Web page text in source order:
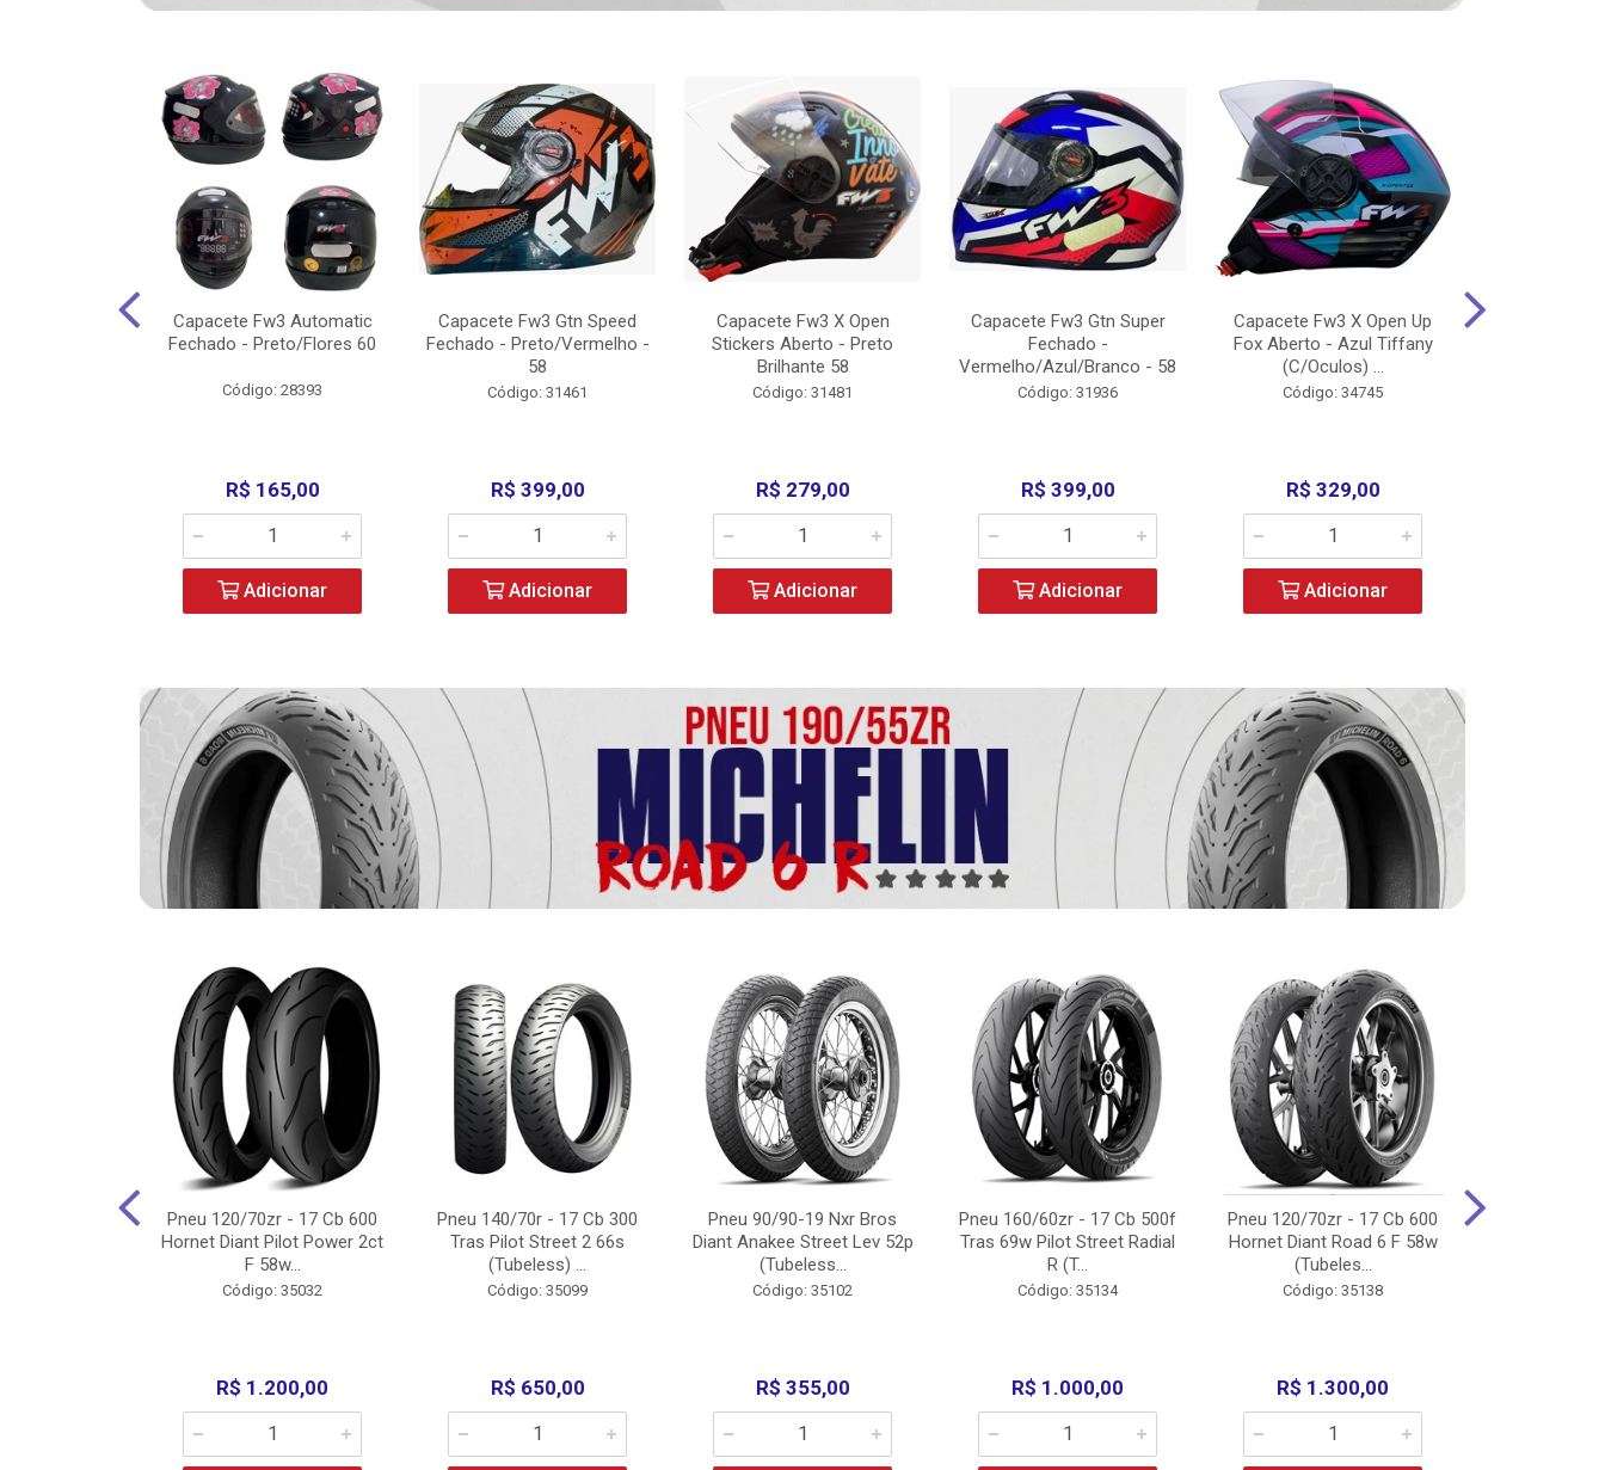
Capacete Fw3 Automatic
Fechado - Preto/Flores 60
Código: 28393
R$ 165,00
Adicionar
Capacete Fw3 Gtn Speed
Fechado - Preto/Vermelho -
58
Código: 31461
R$ 399,00
Adicionar
Capacete Fw3 X Open
Stickers Aberto - Preto
Brilhante 58
Código: 31481
R$ 279,00
Adicionar
Capacete Fw3 Gtn Super
Fechado -
Vermelho/Azul/Branco - 58
Código: 31936
R$ 399,00
Adicionar
Capacete Fw3 X Open Up
Fox Aberto - Azul Tiffany
(C/Oculos) ...
Código: 34745
R$ 329,00
Adicionar
Pneu 120/70zr - 17 Cb 600
Hornet Diant Pilot Power 2ct
F 58w...
Código: 35032
R$ 1.200,00
Pneu 140/70r - 17 Cb 300
Tras Pilot Street 2 66s
(Tubeless) ...
Código: 35099
R$ 650,00
Pneu 90/90-19 Nxr Bros
Diant Anakee Street Lev 52p
(Tubeless...
Código: 35102
R$ 355,00
Pneu 160/60zr - 17 Cb 500f
Tras 69w Pilot Street Radial
R (T...
Código: 35134
R$ 1.000,00
Pneu 120/70zr - 17 Cb 600
Hornet Diant Road 6 F 58w
(Tubeles...
Código: 35138
R$ 1.300,00